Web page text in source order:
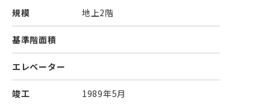
規模 地上2階
基準階面積
エレベーター
竣工 1989年5月